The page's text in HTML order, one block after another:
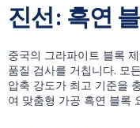
진선: 흑연
중국의 그라파이트 블록
품질 검사를 거칩니다. 모
압축 강도가 최고 기준을
여 맞춤형 가공 흑연 블록